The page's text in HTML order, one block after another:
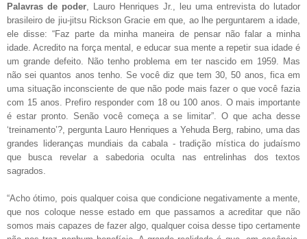
Palavras de poder , Lauro Henriques Jr., leu uma entrevista do lutador
brasileiro de jiu-jitsu Rickson Gracie em que, ao lhe perguntarem a idade,
ele disse: “Faz parte da minha maneira de pensar não falar a minha
idade. Acredito na força mental, e educar sua mente a repetir sua idade é
um grande defeito. Não tenho problema em ter nascido em 1959. Mas
não sei quantos anos tenho. Se você diz que tem 30, 50 anos, fica em
uma situação inconsciente de que não pode mais fazer o que você fazia
com 15 anos. Prefiro responder com 18 ou 100 anos. O mais importante
é estar pronto. Senão você começa a se limitar”. O que acha desse
‘treinamento’?, pergunta Lauro Henriques a Yehuda Berg, rabino, uma das
grandes lideranças mundiais da cabala - tradição mística do judaísmo
que busca revelar a sabedoria oculta nas entrelinhas dos textos
sagrados.
“Acho ótimo, pois qualquer coisa que condicione negativamente a mente,
que nos coloque nesse estado em que passamos a acreditar que não
somos mais capazes de fazer algo, qualquer coisa desse tipo certamente